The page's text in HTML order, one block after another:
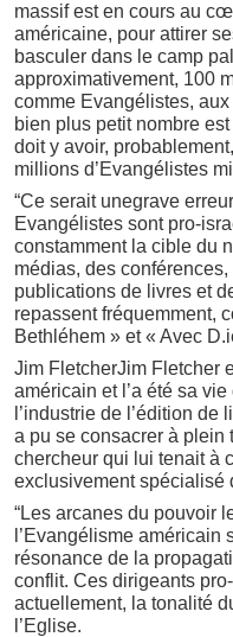
massif est en cours au
américaine, pour attirer
basculer dans le camp
approximativement, 100
comme Evangélistes,
bien plus petit nombre
doit y avoir,
millions d’Evangélistes
“Ce serait unegrave
Evangélistes sont pro-
constamment la cible du
médias, des
publications de livres et
repassent fréquemment,
Bethléhem » et « Avec
Jim FletcherJim Fletcher
américain et l’a été sa
l’industrie de l’édition
a pu se consacrer à plein
chercheur qui lui tenait à
exclusivement spécialisé
“Les arcanes du pouvoir
l’Evangélisme américain
résonance de la
conflit. Ces dirigeants
actuellement, la tonalité
l’Eglise.